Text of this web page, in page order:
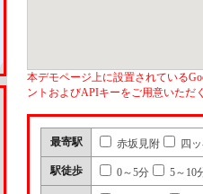
本デモページ上に設置されている
ントおよびAPIキーをご用意いただ
最寄駅 赤坂見附 四
駅徒歩 0～5分 5～10